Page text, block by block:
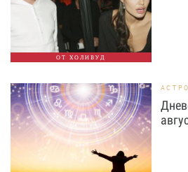
ОТ ХОЛИВУД